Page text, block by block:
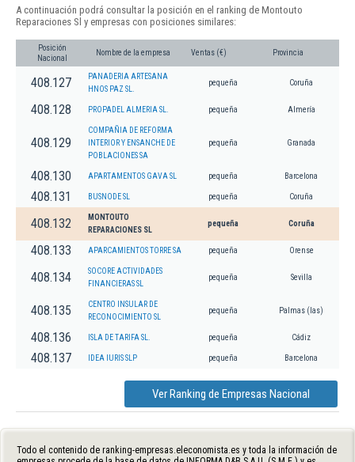
A continuación podrá consultar la posición en el ranking de Montouto
Reparaciones Sl y empresas con posiciones similares:
Posición
Nacional
Nombre de la empresa Ventas (€) Provincia
408.127
PANADERIA ARTESANA
HNOS PAZ SL.
pequeña Coruña
408.128 PROPADEL ALMERIA SL. pequeña Almería
408.129
COMPAÑIA DE REFORMA
INTERIOR Y ENSANCHE DE
POBLACIONES SA
pequeña Granada
408.130 APARTAMENTOS GAVA SL pequeña Barcelona
408.131 BUSNODE SL pequeña Coruña
408.132
MONTOUTO
REPARACIONES SL
pequeña Coruña
408.133 APARCAMIENTOS TORRE SA pequeña Orense
408.134
SOCORE ACTIVIDADES
FINANCIERAS SL
pequeña Sevilla
408.135
CENTRO INSULAR DE
RECONOCIMIENTO SL
pequeña Palmas (las)
408.136 ISLA DE TARIFA SL. pequeña Cádiz
408.137 IDEA IURIS SLP pequeña Barcelona
Ver Ranking de Empresas Nacional
Todo el contenido de ranking-empresas.eleconomista.es y toda la información de